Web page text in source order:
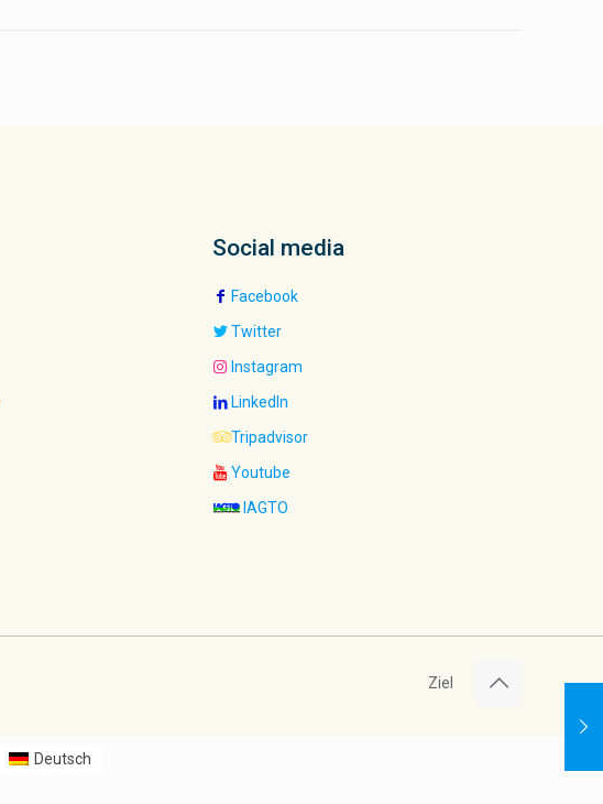
Social media
Facebook
Twitter
Instagram
LinkedIn
Tripadvisor
Youtube
IAGTO
Ziel
Deutsch